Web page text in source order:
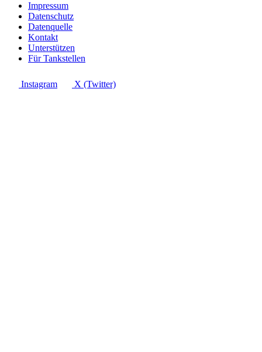
Impressum
Datenschutz
Datenquelle
Kontakt
Unterstützen
Für Tankstellen
Instagram X (Twitter)